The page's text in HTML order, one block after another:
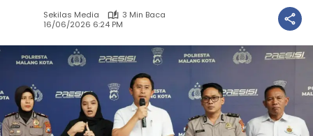
Sekilas Media
3 Min Baca
16/06/2026 6:24 PM